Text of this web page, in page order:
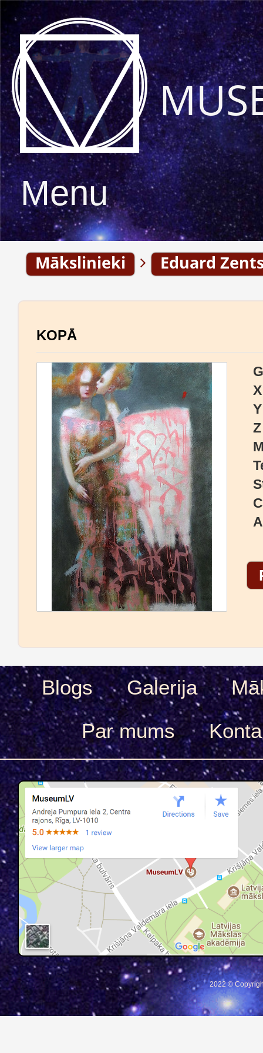
Menu
Mākslinieki Eduard
KOPĀ
Blogs Galerija
Par mums
2022 ©